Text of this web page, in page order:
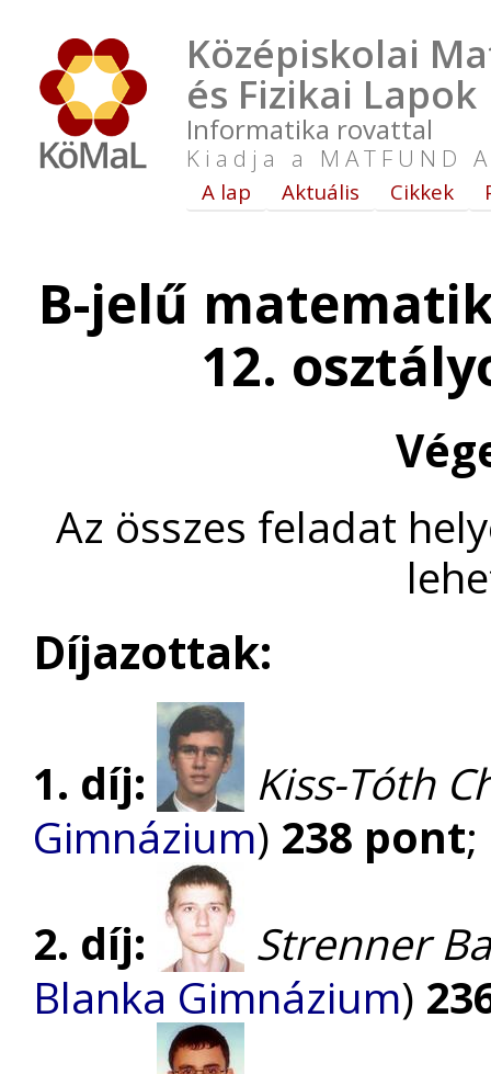
Középiskolai
és Fizikai Lapok
Informatika rovattal
Kiadja a MATFUND
A lap Aktuális Cikkek
B-jelű
12.
Az összes feladat
Díjazottak:
1. díj:
Kiss-Tóth
Gimnázium) 238 pont;
2. díj:
Strenner
Blanka Gimnázium)